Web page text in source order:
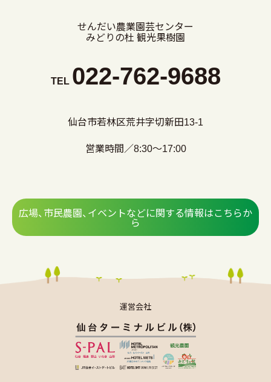
せんだい農業園芸センター
みどりの杜 観光果樹園
TEL 022-762-9688
仙台市若林区荒井字切新田13-1
営業時間／8:30～17:00
広場、市民農園、イベントなどに関する情報はこちらか
ら
運営会社